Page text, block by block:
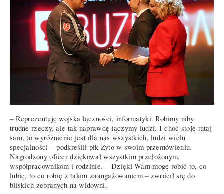
– Reprezentuję wojska łączności, informatyki. Robimy niby
trudne rzeczy, ale tak naprawdę łączymy ludzi. I choć stoję tutaj
sam, to wyróżnienie jest dla nas wszystkich, ludzi wielu
specjalności – podkreślił płk Żyto w swoim przemówieniu.
Nagrodzony oficer dziękował wszystkim przełożonym,
współpracownikom i rodzinie. – Dzięki Wam mogę robić to, co
lubię, to co robię z takim zaangażowaniem – zwrócił się do
bliskich zebranych na widowni.